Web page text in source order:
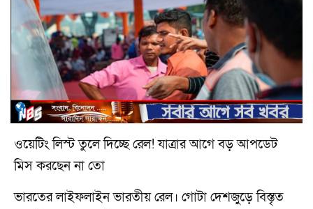
ওয়েটিং লিস্ট তুলে দিচ্ছে রেল! যাত্রার আগে বড় আপডেট
মিস করছেন না তো
ভারতের লাইফলাইন ভারতীয় রেল। গোটা দেশজুড়ে বিস্তৃত